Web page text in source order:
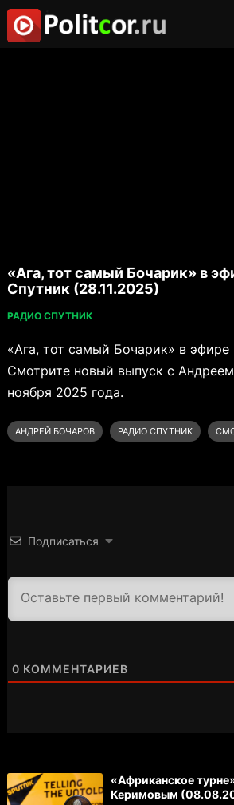
«Ага, тот самый Бочарик» в
Спутник (28.11.2025)
РАДИО СПУТНИК
«Ага, тот самый Бочарик» в эфире
Смотрите новый выпуск с
ноября 2025 года.
АНДРЕЙ БОЧАРОВ РАДИО СПУТНИК
Подписаться
0 КОММЕНТАРИЕВ
«Африканское
Керимовым